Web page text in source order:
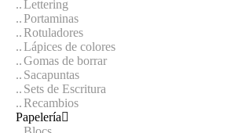
Lettering
Portaminas
Rotuladores
Lápices de colores
Gomas de borrar
Sacapuntas
Sets de Escritura
Recambios
Papelería